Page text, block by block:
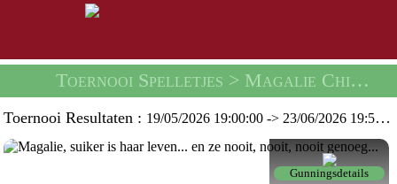
Toernooi Spelletjes > Magalie Chipie Toernooi -
Toernooi Resultaten : 19/05/2026 19:00:00 -> 23/06/2026 19:59:59
Gunningsdetails